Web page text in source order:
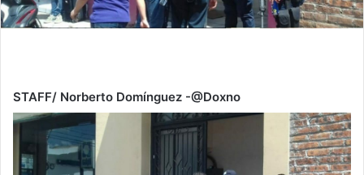
STAFF/ Norberto Domínguez -@Doxno